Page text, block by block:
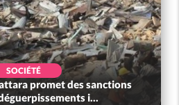
SOCIÉTÉ
promet des sanctions
i...